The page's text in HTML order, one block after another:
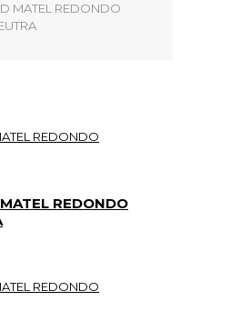
MATEL REDONDO
REDONDO